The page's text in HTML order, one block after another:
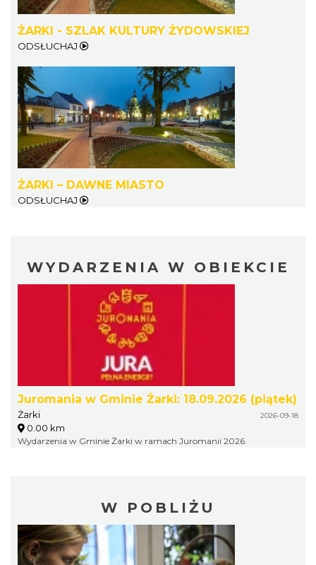
ŻARKI - SZLAK KULTURY ŻYDOWSKIEJ
ODSŁUCHAJ
ŻARKI – DAWNE MIASTO
ODSŁUCHAJ
WYDARZENIA W OBIEKCIE
Juromania w Gminie Żarki: 18.09.2026 (piątek)
Żarki 2026-09-18
0.00 km
Wydarzenia w Gminie Żarki w ramach Juromanii 2026.
W POBLIŻU